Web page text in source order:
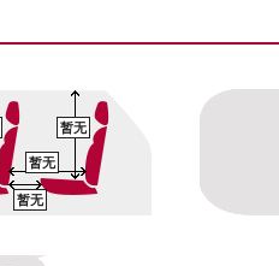
暂无
暂无
暂无